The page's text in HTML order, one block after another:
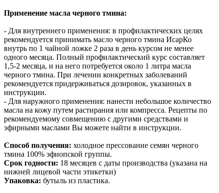
Применение масла черного тмина:
- Для внутреннего применения: в профилактических целях
рекомендуется принимать масло черного тмина ИсарКо
внутрь по 1 чайной ложке 2 раза в день курсом не менее
одного месяца. Полный профилактический курс составляет
1,5-2 месяца, и на него потребуется около 1 литра масла
черного тмина. При лечении конкретных заболеваний
рекомендуется придерживаться дозировок, указанных в
инструкции.
- Для наружного применения: нанести небольшое количество
масла на кожу путем растирания или компресса. Рецепты по
рекомендуемому совмещению с другими средствами и
эфирными маслами Вы можете найти в инструкции.
Способ получения: холодное прессование семян черного
тмина 100% эфиопской группы.
Срок годности: 18 месяцев с даты производства (указана на
нижней лицевой части этикетки)
Упаковка: бутыль из пластика.